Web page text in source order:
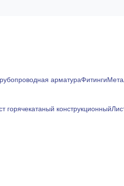
арматураФитинги
горячекатаный конструкционный